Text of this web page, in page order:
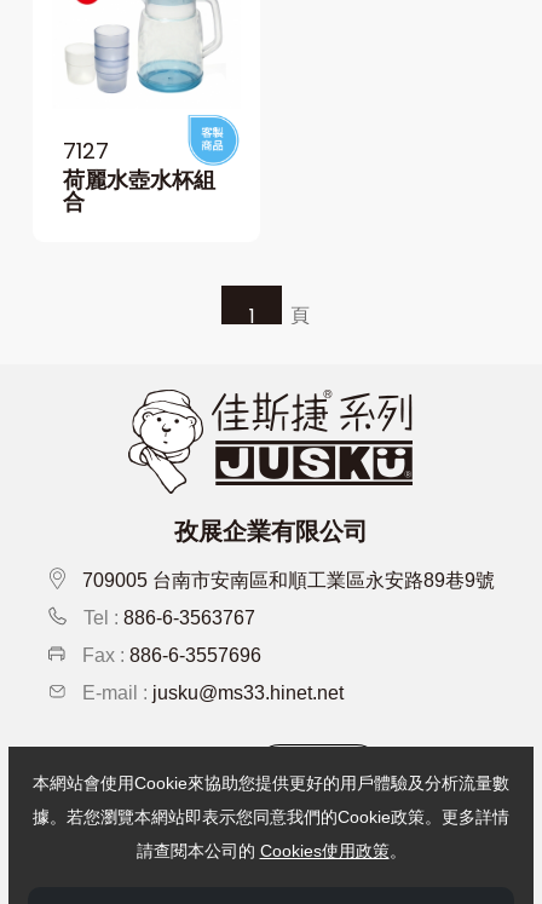
7127
荷麗水壺水杯組
合
1 頁
孜展企業有限公司
709005 台南市安南區和順工業區永安路89巷9號
Tel : 886-6-3563767
Fax : 886-6-3557696
E-mail : jusku@ms33.hinet.net
Copyright © 孜展企業有限公司 . All Rights Reserved.
本網站會使用Cookie來協助您提供更好的用戶體驗及分析流量數
據。若您瀏覽本網站即表示您同意我們的Cookie政策。更多詳情
請查閱本公司的 Cookies使用政策。